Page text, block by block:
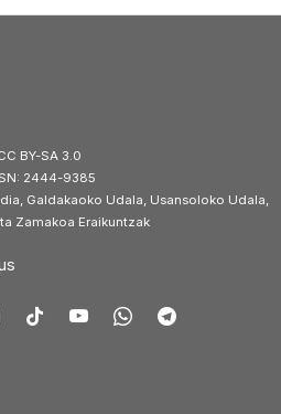
BY-SA 3.0
2444-9385
Galdakaoko Udala, Usansoloko Udala,
Zamakoa Eraikuntzak